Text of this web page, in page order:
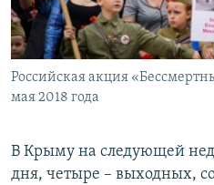
ПОБЕДИТЕЛЕЙ НЕ СУДЯТ?
КРЫМ.НЕПОКОРЕННЫЙ
ELIFBE
ПРИСОЕДИНЯЙТЕСЬ!
Российская акция
мая 2018 года
В Крыму на следующей
дня, четыре – выходных,